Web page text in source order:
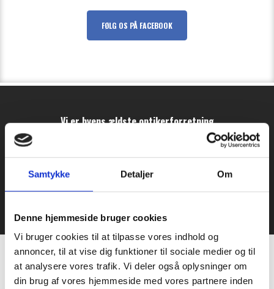
Samtykke Detaljer Om
Denne hjemmeside bruger cookies
Vi bruger cookies til at tilpasse vores indhold og
annoncer, til at vise dig funktioner til sociale medier og til
at analysere vores trafik. Vi deler også oplysninger om
din brug af vores hjemmeside med vores partnere inden
FØLG OS PÅ FACEBOOK​
Vi er byens ældste optikerforretning
Vi rådgiver dig i hele processen
Kom forbi og få en friskbrygget kaffe
Det siger vores kunder​